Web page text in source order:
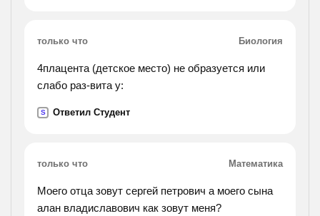
только что Биология
4плацента (детское место) не образуется или
слабо раз-вита у:
S Ответил Студент
только что Математика
Моего отца зовут сергей петрович а моего сына
алан владиславович как зовут меня?